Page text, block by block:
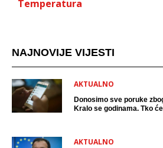
Temperatura
NAJNOVIJE VIJESTI
AKTUALNO
Donosimo sve poruke
Kralo se godinama. Tko
AKTUALNO